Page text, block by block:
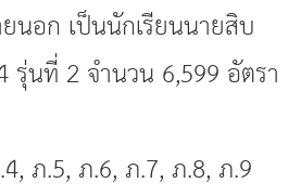
นอก เป็นนักเรียนนายสิบ
รุ่นที่ 2 จำนวน 6,599 อัตรา
ภ.5, ภ.6, ภ.7, ภ.8, ภ.9